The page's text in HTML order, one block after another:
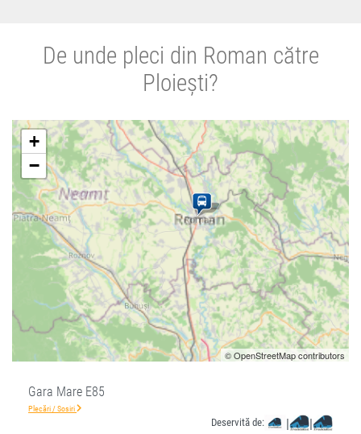
De unde pleci din Roman către
Ploiești?
+
−
© OpenStreetMap contributors
Gara Mare E85
Plecări / Sosiri
Deservită de: | |